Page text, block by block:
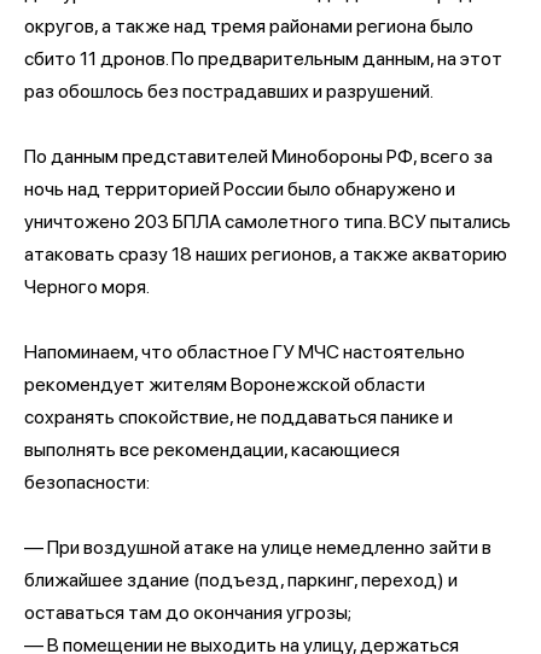
округов, а также над тремя районами региона было
сбито 11 дронов. По предварительным данным, на этот
раз обошлось без пострадавших и разрушений.
По данным представителей Минобороны РФ, всего за
ночь над территорией России было обнаружено и
уничтожено 203 БПЛА самолетного типа. ВСУ пытались
атаковать сразу 18 наших регионов, а также акваторию
Черного моря.
Напоминаем, что областное ГУ МЧС настоятельно
рекомендует жителям Воронежской области
сохранять спокойствие, не поддаваться панике и
выполнять все рекомендации, касающиеся
безопасности:
— При воздушной атаке на улице немедленно зайти в
ближайшее здание (подъезд, паркинг, переход) и
оставаться там до окончания угрозы;
— В помещении не выходить на улицу, держаться